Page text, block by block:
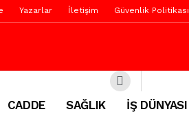
Yazarlar İletişim Güvenlik Politikası
CADDE SAĞLIK İŞ DÜNYASI